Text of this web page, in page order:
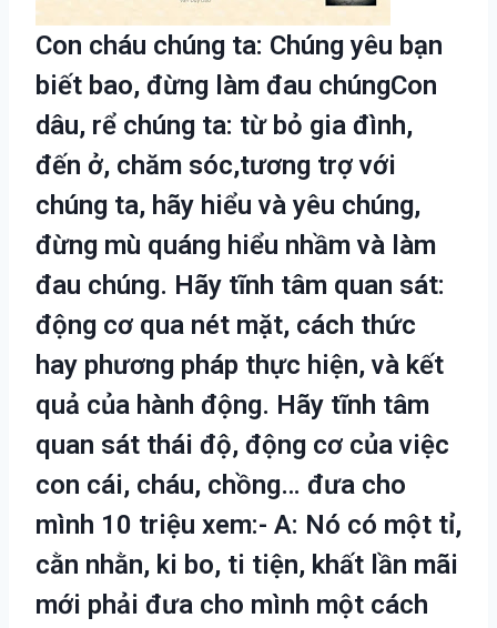
Con cháu chúng ta: Chúng yêu bạn
biết bao, đừng làm đau chúngCon
dâu, rể chúng ta: từ bỏ gia đình,
đến ở, chăm sóc,tương trợ với
chúng ta, hãy hiểu và yêu chúng,
đừng mù quáng hiểu nhầm và làm
đau chúng. Hãy tĩnh tâm quan sát:
động cơ qua nét mặt, cách thức
hay phương pháp thực hiện, và kết
quả của hành động. Hãy tĩnh tâm
quan sát thái độ, động cơ của việc
con cái, cháu, chồng… đưa cho
mình 10 triệu xem:- A: Nó có một tỉ,
cằn nhằn, ki bo, ti tiện, khất lần mãi
mới phải đưa cho mình một cách